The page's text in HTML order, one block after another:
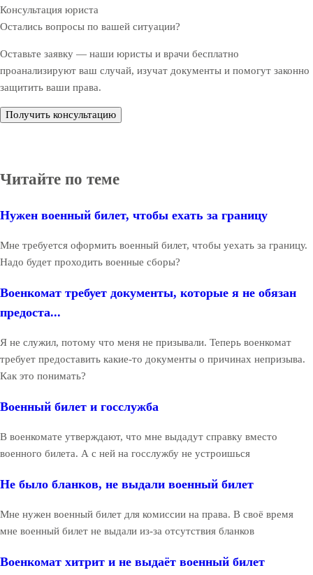
Консультация юриста
Остались вопросы по вашей ситуации?
Оставьте заявку — наши юристы и врачи бесплатно
проанализируют ваш случай, изучат документы и помогут законно
защитить ваши права.
Получить консультацию
Читайте по теме
Нужен военный билет, чтобы ехать за границу
Мне требуется оформить военный билет, чтобы уехать за границу.
Надо будет проходить военные сборы?
Военкомат требует документы, которые я не обязан
предоста...
Я не служил, потому что меня не призывали. Теперь военкомат
требует предоставить какие-то документы о причинах непризыва.
Как это понимать?
Военный билет и госслужба
В военкомате утверждают, что мне выдадут справку вместо
военного билета. А с ней на госслужбу не устроишься
Не было бланков, не выдали военный билет
Мне нужен военный билет для комиссии на права. В своё время
мне военный билет не выдали из-за отсутствия бланков
Военкомат хитрит и не выдаёт военный билет